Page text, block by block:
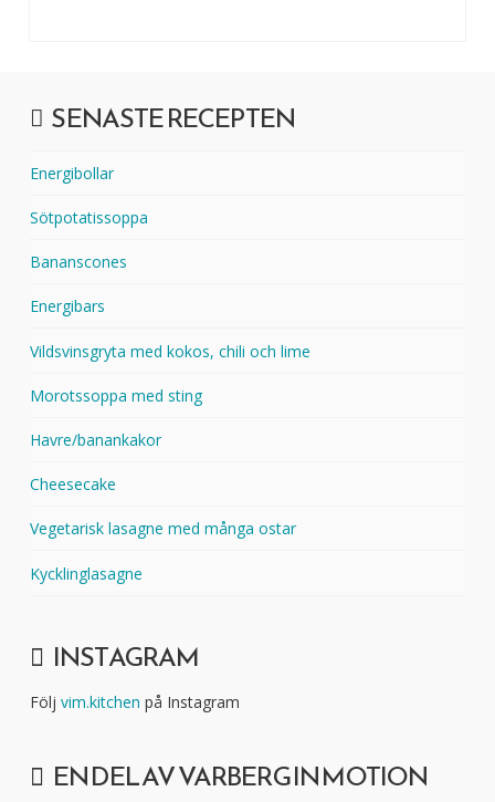
SENASTE RECEPTEN
Energibollar
Sötpotatissoppa
Bananscones
Energibars
Vildsvinsgryta med kokos, chili och lime
Morotssoppa med sting
Havre/banankakor
Cheesecake
Vegetarisk lasagne med många ostar
Kycklinglasagne
INSTAGRAM
Följ vim.kitchen på Instagram
EN DEL AV VARBERG IN MOTION